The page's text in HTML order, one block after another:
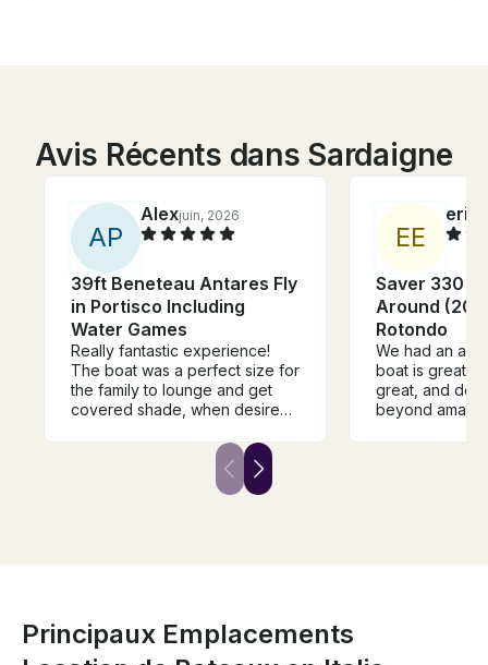
Avis Récents dans Sardaigne
AP
Alexjuin, 2026
39ft Beneteau Antares Fly
in Portisco Including
Water Games
Really fantastic experience!
The boat was a perfect size for
the family to lounge and get
covered shade, when desired.
Prior to our charter, the
communication was incredibly
timely and professional for all
EE
eric
Saver 330
Around
Rotondo
We had an
boat is great,
great, and
beyond
Principaux Emplacements